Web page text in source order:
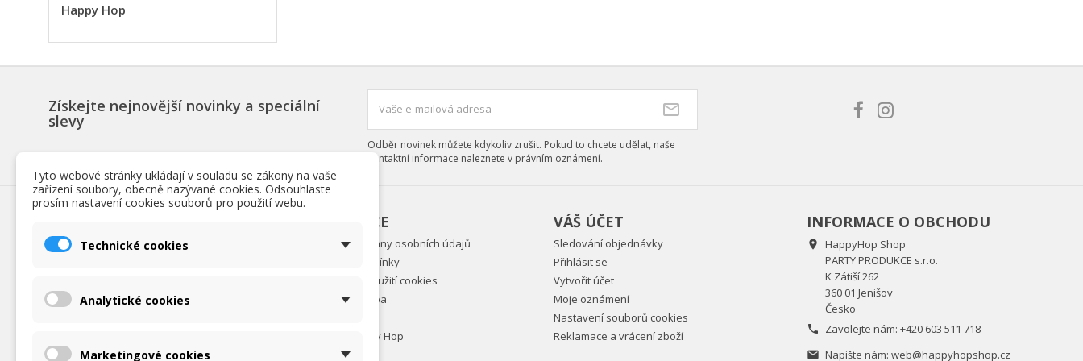
Happy Hop
Získejte nejnovější novinky a speciální
slevy
Odběr novinek můžete kdykoliv zrušit. Pokud to chcete udělat, naše
kontaktní informace naleznete v právním oznámení.
Doplňkový sortiment
STŘEDNÍ skákací hrady
INFORMACE
Podmínky ochrany osobních údajů
Obchodní podmínky
Prohlášení o použití cookies
Doprava a platba
O značce Happy Hop
Napište nám
VÁŠ ÚČET
Sledování objednávky
Přihlásit se
Vytvořit účet
Moje oznámení
Nastavení souborů cookies
Reklamace a vrácení zboží
INFORMACE O OBCHODU

HappyHop Shop
PARTY PRODUKCE s.r.o.
K Zátiší 262
360 01 Jenišov
Česko
 Zavolejte nám: +420 603 511 718
 Napište nám: web@happyhopshop.cz
((modalDeleteText))
Vytvořit seznam přání
Přihlásit se
Tyto webové stránky ukládají v souladu se zákony na vaše
zařízení soubory, obecně nazývané cookies. Odsouhlaste
prosím nastavení cookies souborů pro použití webu.
Technické cookies
Analytické cookies
Marketingové cookies